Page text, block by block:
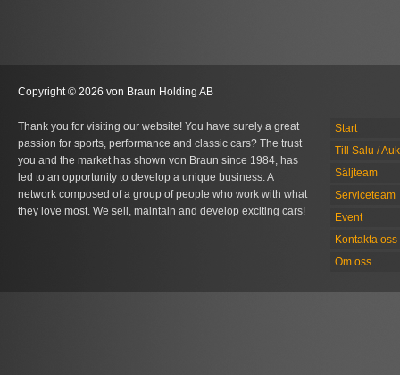
Copyright © 2026 von Braun Holding AB
Thank you for visiting our website! You have surely a great
passion for sports, performance and classic cars? The trust
you and the market has shown von Braun since 1984, has
led to an opportunity to develop a unique business. A
network composed of a group of people who work with what
they love most. We sell, maintain and develop exciting cars!
Start
Till Salu /
Säljteam
Serviceteam
Event
Kontakta oss
Om oss